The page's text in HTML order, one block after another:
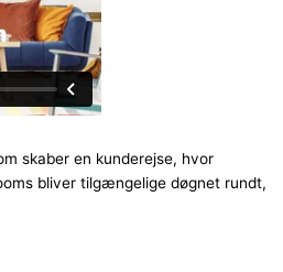
skaber en kunderejse, hvor
bliver tilgængelige døgnet rundt,